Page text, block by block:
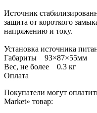
Источник
защита от короткого
напряжению и току.
Установка источника
Габариты 93×87×55мм
Вес, не более 0.3 кг
Оплата
Покупатели могут
Market» товар: